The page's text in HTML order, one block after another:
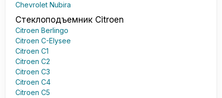
Chevrolet Nubira
Стеклоподъемник Citroen
Citroen Berlingo
Citroen C-Elysee
Citroen C1
Citroen C2
Citroen C3
Citroen C4
Citroen C5